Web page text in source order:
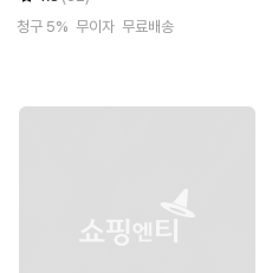
청구 5% 무이자 무료배송